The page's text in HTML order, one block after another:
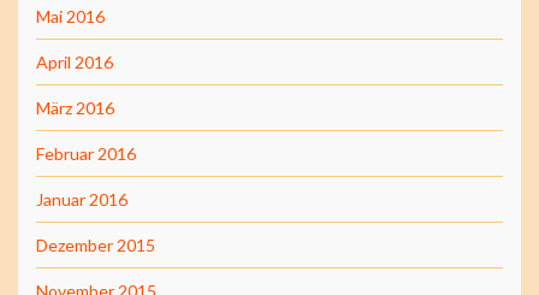
Mai 2016
April 2016
März 2016
Februar 2016
Januar 2016
Dezember 2015
November 2015